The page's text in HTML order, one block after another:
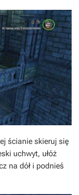
ścianie skieruj się
uchwyt, ułóż
na dół i podnieś